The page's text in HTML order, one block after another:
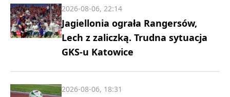
Jagiellonia ograła Rangersów,
Lech z zaliczką. Trudna sytuacja
GKS-u Katowice
2026-08-06, 22:14
2026-08-06, 18:31